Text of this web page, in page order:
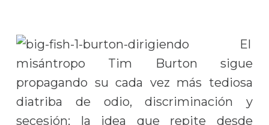
El
misántropo Tim Burton sigue
propagando su cada vez más tediosa
diatriba de odio, discriminación y
secesión; la idea que repite desde